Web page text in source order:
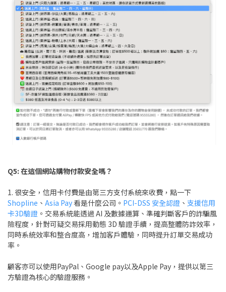
Q5: 在這個網站購物付款安全嗎？
1. 很安全，信用卡付費是由第三方支付系統來收費，點一下
Shopline 、 Asia Pay看是什麼公司。 PCI-DSS 安全認證 、 支援信用
卡3D驗證 。交易系統能透過 AI 及數據運算、準確判斷客戶的詐騙風
險程度，針對可疑交易採用動態 3D 驗證手續，提高整體防詐效率，
同時系統效率和整合度高，增加客戶體驗，同時提升訂單交易成功
率。
顧客亦可以使用PayPal、Google pay以及Apple Pay，提供以第三
方驗證為核心的驗證服務。